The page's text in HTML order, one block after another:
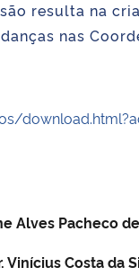
resulta na
nas
Alves Pacheco
Vinícius Costa da